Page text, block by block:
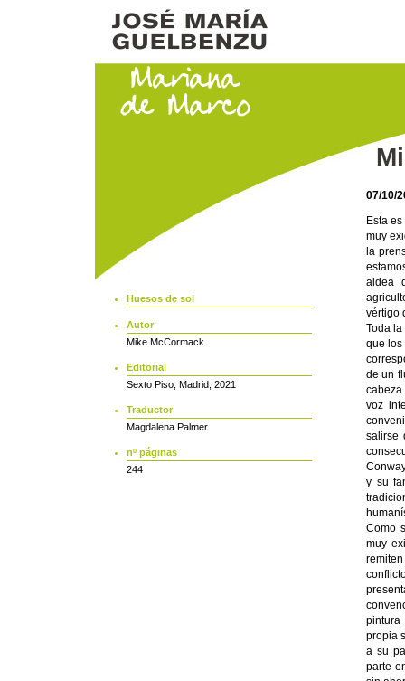
Huesos de sol
Autor
Mike McCormack
Editorial
Sexto Piso, Madrid, 2021
Traductor
Magdalena Palmer
nº páginas
244
07/10/
Esta
muy
la
aldea
vértigo
Toda
que los
de un
cabeza
voz
salirse
y su
Como
muy
pintura
propia
a su
parte